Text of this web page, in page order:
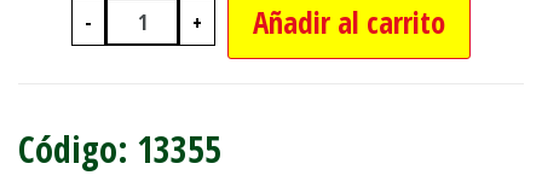
-
GRAMPA OMEGA PARA CAÑO DE
+ Añadir al carrito
13355